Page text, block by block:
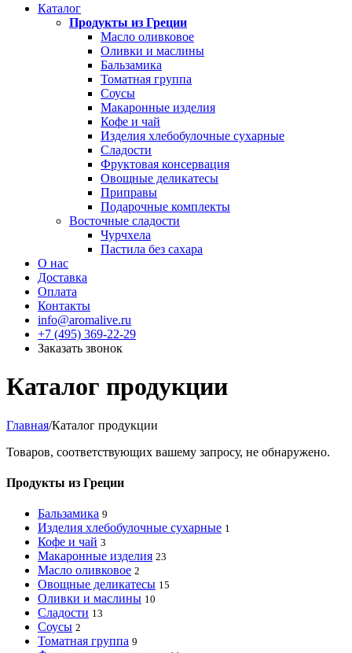
Каталог
Продукты из Греции
Масло оливковое
Оливки и маслины
Бальзамика
Томатная группа
Соусы
Макаронные изделия
Кофе и чай
Изделия хлебобулочные сухарные
Сладости
Фруктовая консервация
Овощные деликатесы
Приправы
Подарочные комплекты
Восточные сладости
Чурчхела
Пастила без сахара
О нас
Доставка
Оплата
Контакты
info@aromalive.ru
+7 (495) 369-22-29
Заказать звонок
Каталог продукции
Главная/Каталог продукции
Товаров, соответствующих вашему запросу, не обнаружено.
Продукты из Греции
Бальзамика 9
Изделия хлебобулочные сухарные 1
Кофе и чай 3
Макаронные изделия 23
Масло оливковое 2
Овощные деликатесы 15
Оливки и маслины 10
Сладости 13
Соусы 2
Томатная группа 9